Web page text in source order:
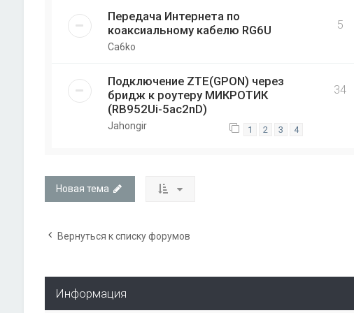
Передача Интернета по
коаксиальному кабелю RG6U
Ca6ko
5
Подключение ZTE(GPON) через
бридж к роутеру МИКРОТИК
(RB952Ui-5ac2nD)
Jahongir 1 2 3 4
34
Новая тема
Вернуться к списку форумов
Информация